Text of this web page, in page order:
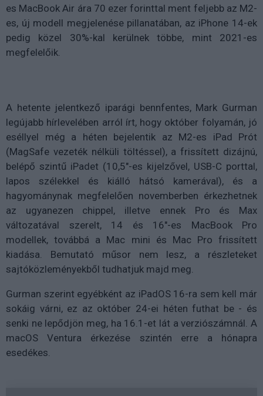
es MacBook Air ára 70 ezer forinttal ment feljebb az M2-
es, új modell megjelenése pillanatában, az iPhone 14-ek
pedig közel 30%-kal kerülnek többe, mint 2021-es
megfelelőik.
A hetente jelentkező iparági bennfentes, Mark Gurman
legújabb hírlevelében arról írt, hogy október folyamán, jó
eséllyel még a héten bejelentik az M2-es iPad Prót
(MagSafe vezeték nélküli töltéssel), a frissített dizájnú,
belépő szintű iPadet (10,5"-es kijelzővel, USB-C porttal,
lapos szélekkel és kiálló hátsó kamerával), és a
hagyománynak megfelelően novemberben érkezhetnek
az ugyanezen chippel, illetve ennek Pro és Max
változatával szerelt, 14 és 16"-es MacBook Pro
modellek, továbbá a Mac mini és Mac Pro frissített
kiadása. Bemutató műsor nem lesz, a részleteket
sajtóközleményekből tudhatjuk majd meg.
Gurman szerint egyébként az iPadOS 16-ra sem kell már
sokáig várni, ez az október 24-ei héten futhat be - és
senki ne lepődjön meg, ha 16.1-et lát a verziószámnál. A
macOS Ventura érkezése szintén erre a hónapra
esedékes.